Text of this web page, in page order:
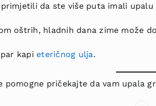
da ste više puta imali
oštrih, hladnih dana zime može
kapi eteričnog ulja.
pomogne pričekajte da vam upala